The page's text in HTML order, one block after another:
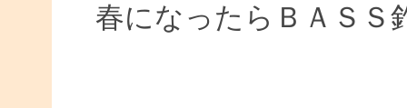
春になったらＢＡＳＳ